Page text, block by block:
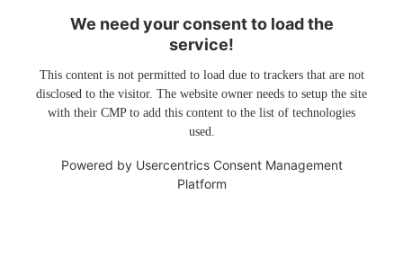
We need your consent to load the
service!
This content is not permitted to load due to trackers that are not
disclosed to the visitor. The website owner needs to setup the site
with their CMP to add this content to the list of technologies
used.
Powered by Usercentrics Consent Management
Platform